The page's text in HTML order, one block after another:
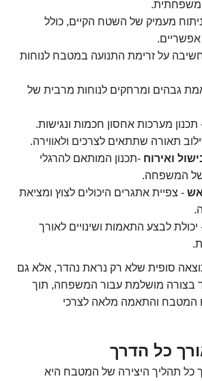
משפחתית.
מעמיק של השטח הקיים, כולל
אפשריים.
על זרימת התנועה במטבח לנוחות
גבהים ומרחקים לנוחות מרבית של
תכנון מערכות אחסון חכמות ונגישות.
תאורה שתתאים לצרכים ולאווירה.
ואירוח -תכנון המותאם להרגלי
של המשפחה.
- צפיית אתגרים היכולים לצוץ ומציאת
יכולת לבצע התאמות ושינויים לאורך
סופית שלא רק נראת נהדר, אלא גם
בצורה מושלמת עבור המשפחה, תוך
המטבח והתאמה מלאה לצרכי
כל הדרך
כל תהליך היצירה של המטבח היא